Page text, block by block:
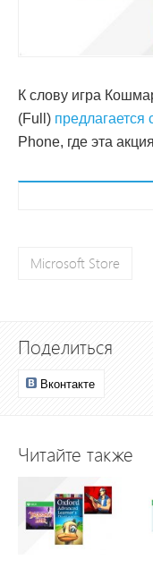
К слову игра
(Full) предлагается
Phone, где эта
Microsoft Store
Поделиться
Вконтакте
Читайте также